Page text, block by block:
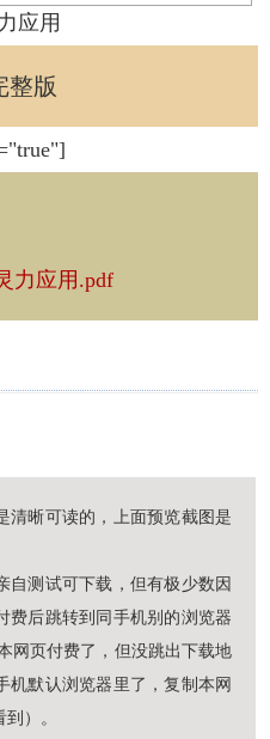
应用
整版
力应用.pdf
清晰可读的，上面预览截图是
自测试可下载，但有极少数因
费后跳转到同手机别的浏览器
网页付费了，但没跳出下载地
机默认浏览器里了，复制本网
）。